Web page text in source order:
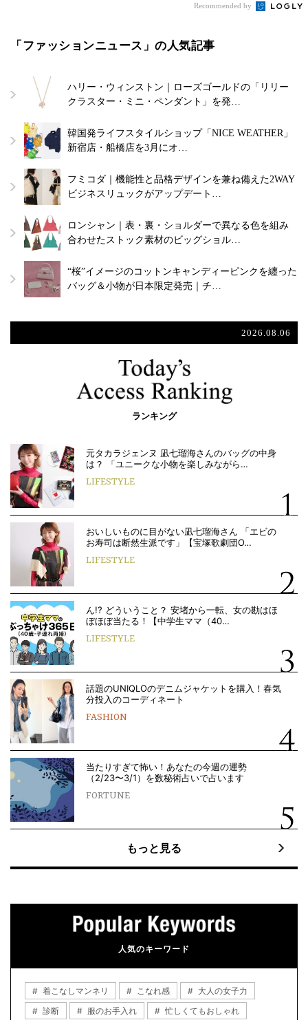
Recommended by
「ファッションニュース」の人気記事
ハリー・ウィンストン｜ローズゴールドの「リリー
クラスター・ミニ・ペンダント」を発…
韓国発ライフスタイルショップ「NICE WEATHER」
新宿店・船橋店を3月にオ…
フミコダ｜機能性と品格デザインを兼ね備えた2WAY
ビジネスリュックがアップデート…
ロンシャン｜表・裏・ショルダーで異なる色を組み
合わせたストック素材のビッグショル…
“桜”イメージのコットンキャンディーピンクを纏った
バッグ＆小物が日本限定発売｜チ…
2026.08.06
ランキング
元タカラジェンヌ 凪七瑠海さんのバッグの中身
は？ 「ユニークな小物を楽しみながら…
LIFESTYLE
おいしいものに目がない凪七瑠海さん 「エビの
お寿司は断然生派です」【宝塚歌劇団O…
LIFESTYLE
ん!? どういうこと？ 安堵から一転、女の勘はほ
ぼほぼ当たる！【中学生ママ（40…
LIFESTYLE
話題のUNIQLOのデニムジャケットを購入！春気
分投入のコーディネート
FASHION
当たりすぎて怖い！あなたの今週の運勢
（2/23〜3/1）を数秘術占いで占います
FORTUNE
もっと見る
人気のキーワード
着こなしマンネリ こなれ感
大人の女子力
診断
服のお手入れ
忙しくてもおしゃれ